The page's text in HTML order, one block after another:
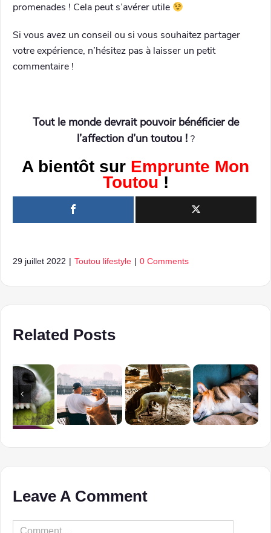
promenades ! Cela peut s’avérer utile
Si vous avez un conseil ou si vous souhaitez partager
votre expérience, n’hésitez pas à laisser un petit
commentaire !
Tout le monde devrait pouvoir bénéficier de
l’affection d’un toutou ! ?
A bientôt sur Emprunte Mon
Toutou !
29 juillet 2022 | Toutou lifestyle | 0 Comments
Related Posts
Leave A Comment
Comment